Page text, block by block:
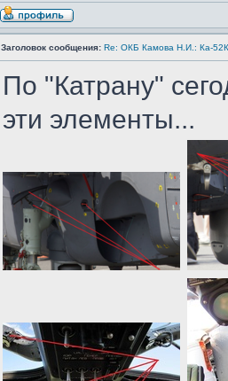
Заголовок сообщения: Re: ОКБ Камова Н.И.: Ка-
По "Катрану"
эти элементы...